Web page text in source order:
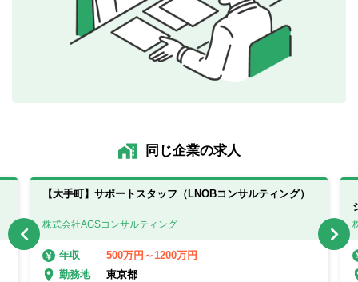
同じ企業の求人
【大手町】サポートスタッフ（LNOBコンサルティング）
株式会社AGSコンサルティング
年収
500万円～1200万円
勤務地
東京都